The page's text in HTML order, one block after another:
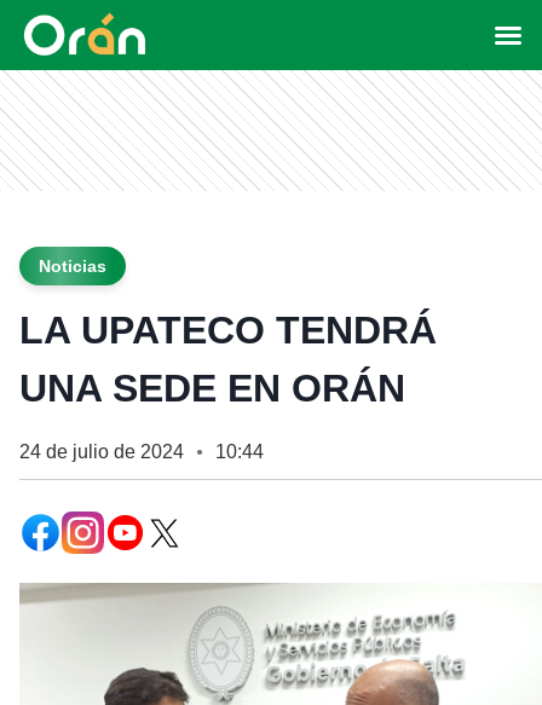
Noticias
LA UPATECO TENDRÁ
UNA SEDE EN ORÁN
24 de julio de 2024 ● 10:44